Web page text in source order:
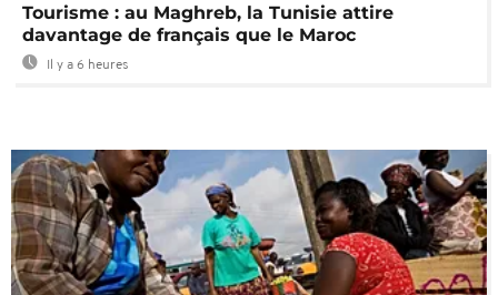
Tourisme : au Maghreb, la Tunisie attire
davantage de français que le Maroc
Il y a 6 heures